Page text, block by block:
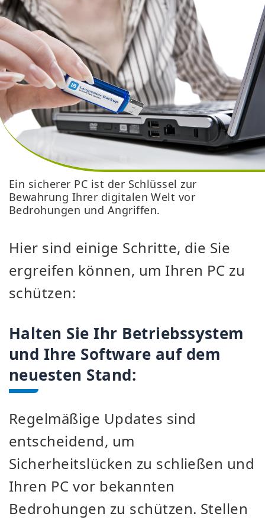
Ein sicherer PC ist der Schlüssel zur
Bewahrung Ihrer digitalen Welt vor
Bedrohungen und Angriffen.
Hier sind einige Schritte, die Sie
ergreifen können, um Ihren PC zu
schützen:
Halten Sie Ihr Betriebssystem
und Ihre Software auf dem
neuesten Stand:
Regelmäßige Updates sind
entscheidend, um
Sicherheitslücken zu schließen und
Ihren PC vor bekannten
Bedrohungen zu schützen. Stellen